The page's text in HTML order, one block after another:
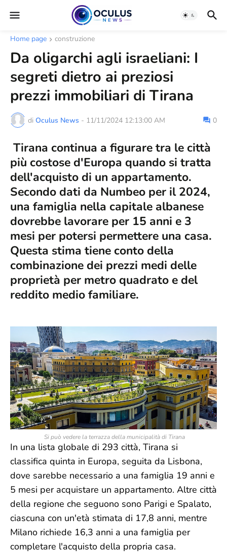
Home page construzione
Da oligarchi agli israeliani: I
segreti dietro ai preziosi
prezzi immobiliari di Tirana
di Oculus News - 11/11/2024 12:13:00 AM 0
Tirana continua a figurare tra le città
più costose d'Europa quando si tratta
dell'acquisto di un appartamento.
Secondo dati da Numbeo per il 2024,
una famiglia nella capitale albanese
dovrebbe lavorare per 15 anni e 3
mesi per potersi permettere una casa.
Questa stima tiene conto della
combinazione dei prezzi medi delle
proprietà per metro quadrato e del
reddito medio familiare.
Si può vedere la terrazza della municipalità di Tirana
In una lista globale di 293 città, Tirana si
classifica quinta in Europa, seguita da Lisbona,
dove sarebbe necessario a una famiglia 19 anni e
5 mesi per acquistare un appartamento. Altre città
della regione che seguono sono Parigi e Spalato,
ciascuna con un'età stimata di 17,8 anni, mentre
Milano richiede 16,3 anni a una famiglia per
completare l'acquisto della propria casa.